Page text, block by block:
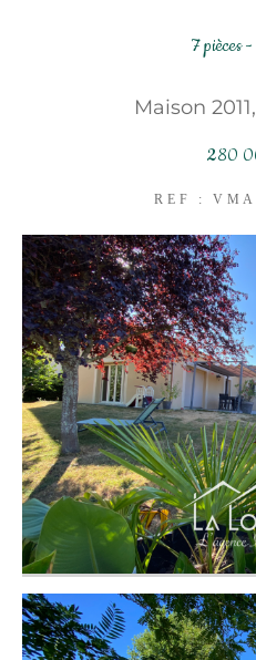
7 pièces
Maison
280
REF :
COUPS